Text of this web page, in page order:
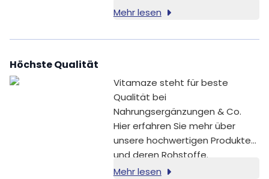
bezeichnet.
Mehr lesen
Höchste Qualität
Vitamaze steht für beste
Qualität bei
Nahrungsergänzungen & Co.
Hier erfahren Sie mehr über
unsere hochwertigen Produkte
und deren Rohstoffe.
Mehr lesen